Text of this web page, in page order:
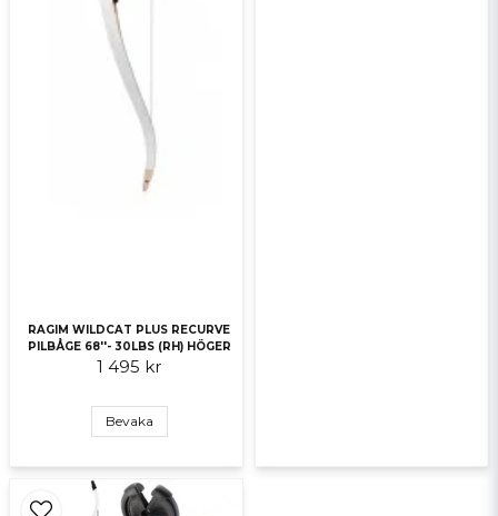
RAGIM WILDCAT PLUS RECURVE
PILBÅGE 68''- 30LBS (RH) HÖGER
1 495 kr
Bevaka